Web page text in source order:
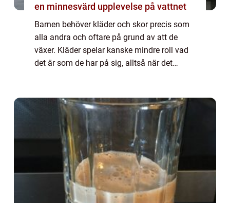
en minnesvärd upplevelse på vattnet
Barnen behöver kläder och skor precis som
alla andra och oftare på grund av att de
växer. Kläder spelar kanske mindre roll vad
det är som de har på sig, alltså när det